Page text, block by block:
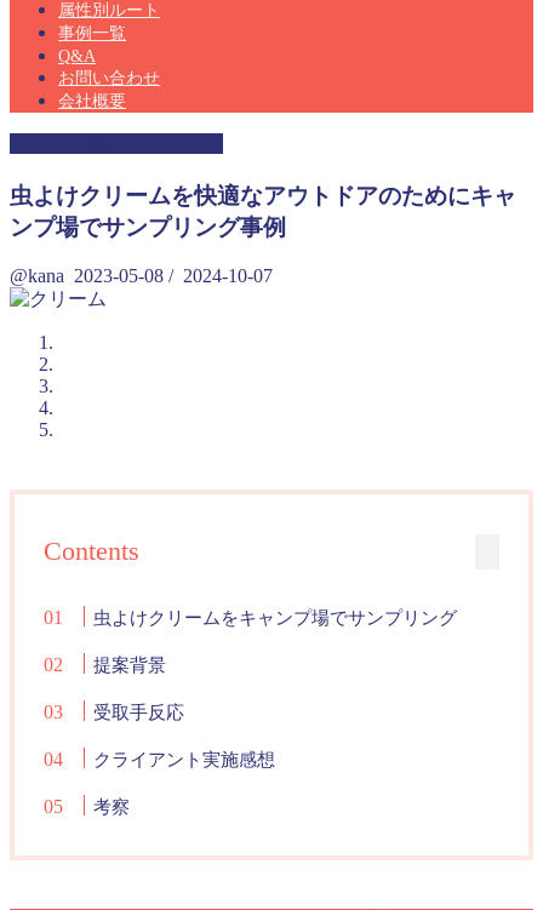
属性別ルート
事例一覧
Q&A
お問い合わせ
会社概要
虫よけクリームを快適なアウトドアのためにキャ
ンプ場でサンプリング事例
@kana 2023-05-08 / 2024-10-07
Contents
虫よけクリームをキャンプ場でサンプリング
提案背景
受取手反応
クライアント実施感想
考察